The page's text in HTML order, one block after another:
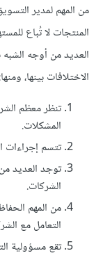
من المهم لمدير
المنتجات لا تُباع
العديد من أوجه الشبه
الاختلافات بينها، ومنها:
تنظر معظم
المشكلات.
تتسم إجراءات
توجد العديد
الشركات.
من المهم
التعامل مع
تقع مسؤولية